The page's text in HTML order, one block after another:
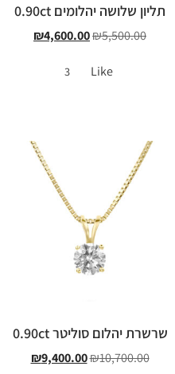
תליון שלושה יהלומים 0.90ct
₪5,500.00
₪4,600.00
Like
3
שרשרת יהלום סוליטר 0.90ct
₪10,700.00
₪9,400.00